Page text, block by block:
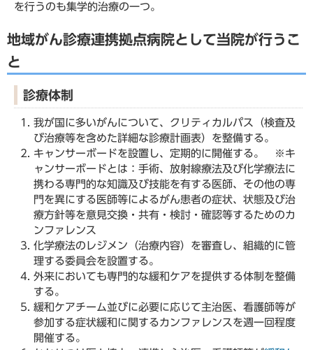
を行うのも集学的治療の一つ。
地域がん診療連携拠点病院として当院が行うこ
と
診療体制
我が国に多いがんについて、クリティカルパス（検査及
び治療等を含めた詳細な診療計画表）を整備する。
キャンサーボードを設置し、定期的に開催する。 ※キ
ャンサーボードとは：手術、放射線療法及び化学療法に
携わる専門的な知識及び技能を有する医師、その他の専
門を異にする医師等によるがん患者の症状、状態及び治
療方針等を意見交換・共有・検討・確認等するためのカ
ンファレンス
化学療法のレジメン（治療内容）を審査し、組織的に管
理する委員会を設置する。
外来においても専門的な緩和ケアを提供する体制を整備
する。
緩和ケアチーム並びに必要に応じて主治医、看護師等が
参加する症状緩和に関するカンファレンスを週一回程度
開催する。